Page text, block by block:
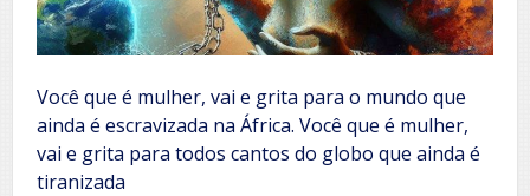
Você que é mulher, vai e grita para o mundo que
ainda é escravizada na África. Você que é mulher,
vai e grita para todos cantos do globo que ainda é
tiranizada